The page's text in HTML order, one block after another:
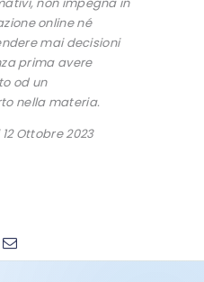
online né
mai decisioni
prima avere
od un
nella materia.
Ottobre 2023